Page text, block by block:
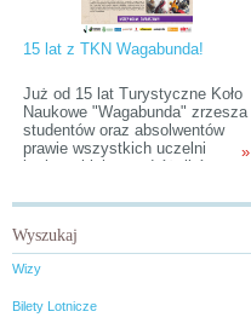
15 lat z TKN Wagabunda!
Już od 15 lat Turystyczne Koło
Naukowe "Wagabunda" zrzesza
studentów oraz absolwentów
prawie wszystkich uczelni
krakowskich – podróżników,
nas wyróżnia to wielka pasja do
świata takiego, jaki istnieje
poza uczęszczanymi szlakami,
zamieszkanego przez
kulturach i zwyczajach.
»
Wyszukaj
Wizy
Bilety Lotnicze